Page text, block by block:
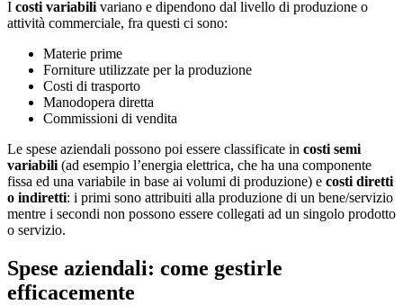
I costi variabili variano e dipendono dal livello di produzione o
attività commerciale, fra questi ci sono:
Materie prime
Forniture utilizzate per la produzione
Costi di trasporto
Manodopera diretta
Commissioni di vendita
Le spese aziendali possono poi essere classificate in costi semi
variabili (ad esempio l’energia elettrica, che ha una componente
fissa ed una variabile in base ai volumi di produzione) e costi diretti
o indiretti: i primi sono attribuiti alla produzione di un bene/servizio
mentre i secondi non possono essere collegati ad un singolo prodotto
o servizio.
Spese aziendali: come gestirle
efficacemente